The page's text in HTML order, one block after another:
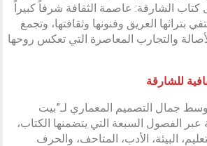
كتاب الشارقة: عاصمة الثقافة شرفاً كبيراً
بتراثها العريق وفنونها وثقافتها، وتجمع
والتجارب المعاصرة التي تعكس روحها
للشارقة
جمال التصميم المعماري لـ”بيت
عبر الفصول السبعة التي يتضمنها الكتاب،
البيئة، الأدب، المتاحف، والحرف